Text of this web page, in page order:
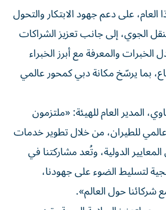
العام، على دعم جهود الابتكار والتحول
الجوي، إلى جانب تعزيز الشراكات
الخبرات والمعرفة مع أبرز الخبراء
بما يرسّخ مكانة دبي كمحور عالمي
المدير العام للهيئة: «ملتزمون
للطيران، من خلال تطوير خدمات
الدولية، وتُعد مشاركتنا في
لتسليط الضوء على جهودنا،
شركائنا حول العالم».